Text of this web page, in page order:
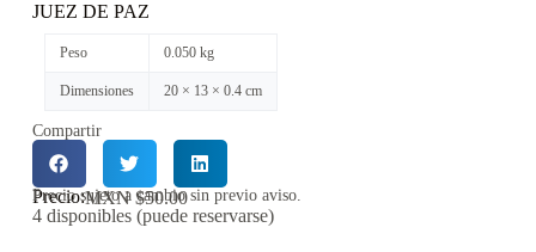
JUEZ DE PAZ
Peso 0.050 kg
Dimensiones 20 × 13 × 0.4 cm
Compartir
Precio:MXN $50.00
Precio sujeto a cambio sin previo aviso.
4 disponibles (puede reservarse)